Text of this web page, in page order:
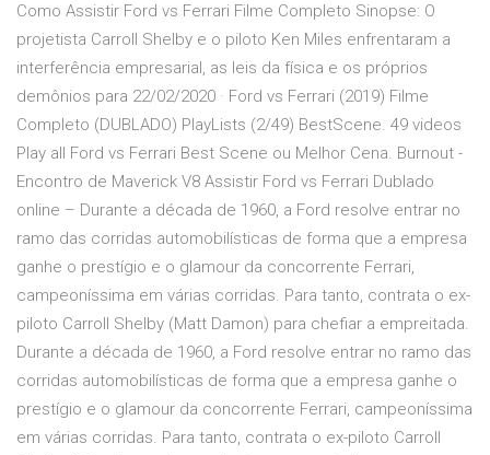
Como Assistir Ford vs Ferrari Filme Completo Sinopse: O
projetista Carroll Shelby e o piloto Ken Miles enfrentaram a
interferência empresarial, as leis da física e os próprios
demônios para 22/02/2020 · Ford vs Ferrari (2019) Filme
Completo (DUBLADO) PlayLists (2/49) BestScene. 49 videos
Play all Ford vs Ferrari Best Scene ou Melhor Cena. Burnout -
Encontro de Maverick V8 Assistir Ford vs Ferrari Dublado
online – Durante a década de 1960, a Ford resolve entrar no
ramo das corridas automobilísticas de forma que a empresa
ganhe o prestígio e o glamour da concorrente Ferrari,
campeoníssima em várias corridas. Para tanto, contrata o ex-
piloto Carroll Shelby (Matt Damon) para chefiar a empreitada.
Durante a década de 1960, a Ford resolve entrar no ramo das
corridas automobilísticas de forma que a empresa ganhe o
prestígio e o glamour da concorrente Ferrari, campeoníssima
em várias corridas. Para tanto, contrata o ex-piloto Carroll